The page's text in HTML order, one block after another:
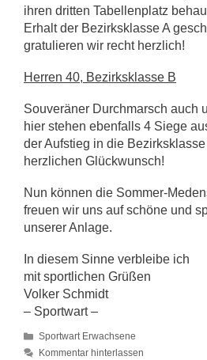
ihren dritten Tabellenplatz
Erhalt der Bezirksklasse A
gratulieren wir recht herzlich!
Herren 40, Bezirksklasse B
Souveräner Durchmarsch auch
hier stehen ebenfalls 4 Siege
der Aufstieg in die
herzlichen Glückwunsch!
Nun können die Sommer-
freuen wir uns auf schöne und
unserer Anlage.
In diesem Sinne verbleibe ich
mit sportlichen Grüßen
Volker Schmidt
– Sportwart –
Kategorien
Sportwart Erwachsene
Kommentar hinterlassen